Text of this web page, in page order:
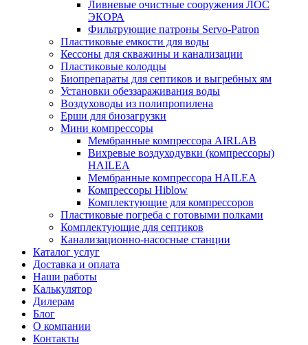
Ливневые очистные сооружения ЛОС
ЭКОРА
Фильтрующие патроны Servo-Patron
Пластиковые емкости для воды
Кессоны для скважины и канализации
Пластиковые колодцы
Биопрепараты для септиков и выгребных ям
Установки обеззараживания воды
Воздуховоды из полипропилена
Ерши для биозагрузки
Мини компрессоры
Мембранные компрессора AIRLAB
Вихревые воздуходувки (компрессоры)
HAILEA
Мембранные компрессора HAILEA
Компрессоры Hiblow
Комплектующие для компрессоров
Пластиковые погреба с готовыми полками
Комплектующие для септиков
Канализационно-насосные станции
Каталог услуг
Доставка и оплата
Наши работы
Калькулятор
Дилерам
Блог
О компании
Контакты